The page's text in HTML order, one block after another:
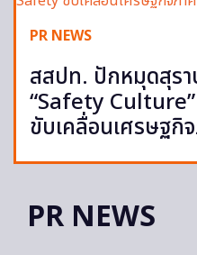
PR NEWS
สสปท. ปักหมุดสุร
“Safety
ขับเคลื่อนเศรษฐกิ
PR NEWS